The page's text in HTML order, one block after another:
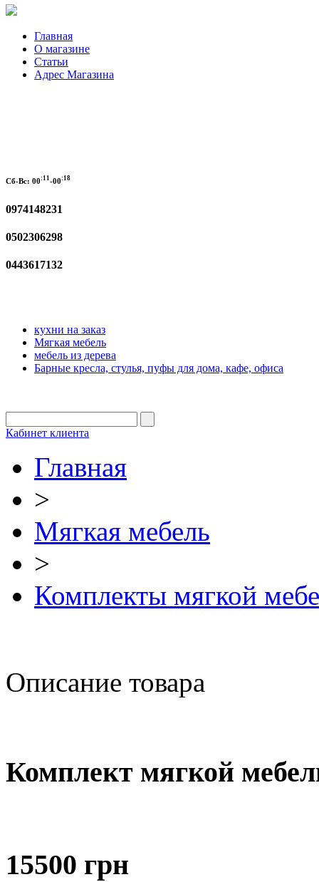
Главная
О магазине
Статьи
Адрес Магазина
Сб-Вс: 00:11 -00:18
0974148231
0502306298
0443617132
кухни на заказ
Мягкая мебель
мебель из дерева
Барные кресла, стулья, пуфы для дома, кафе, офиса
Кабинет клиента
Главная
>
Мягкая мебель
>
Комплекты мягкой
Описание товара
Комплект мягкой
15500 грн